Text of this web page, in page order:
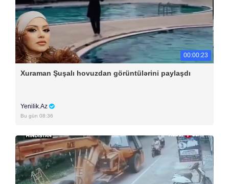
00:00:23
Xuraman Şuşalı hovuzdan görüntülərini paylaşdı
Yenilik.Az
Bu gün 08:36